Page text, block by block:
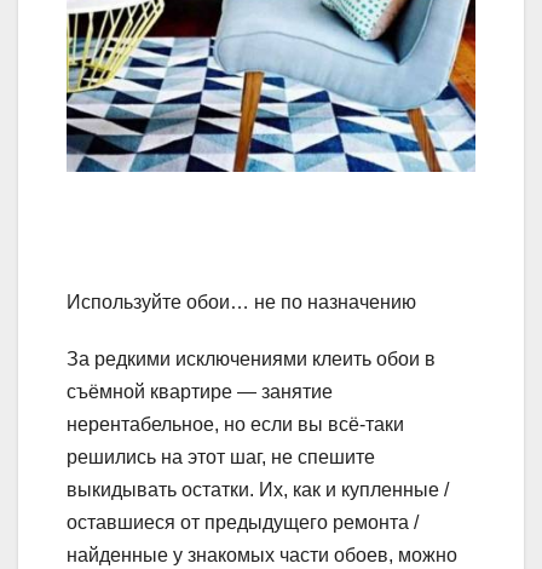
Используйте обои… не по назначению
За редкими исключениями клеить обои в
съёмной квартире — занятие
нерентабельное, но если вы всё-таки
решились на этот шаг, не спешите
выкидывать остатки. Их, как и купленные /
оставшиеся от предыдущего ремонта /
найденные у знакомых части обоев, можно